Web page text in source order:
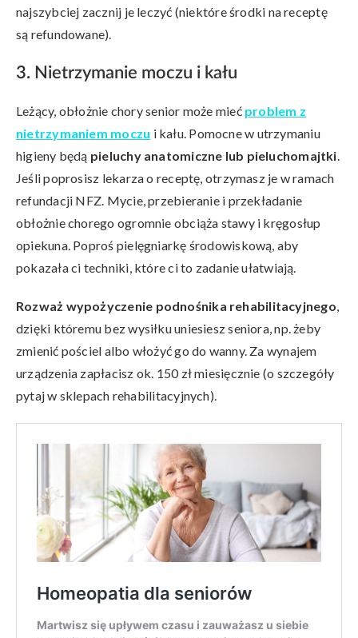
najszybciej zacznij je leczyć (niektóre środki na receptę
są refundowane).
3. Nietrzymanie moczu i kału
Leżący, obłożnie chory senior może mieć problem z
nietrzymaniem moczu i kału. Pomocne w utrzymaniu
higieny będą pieluchy anatomiczne lub pieluchomajtki.
Jeśli poprosisz lekarza o receptę, otrzymasz je w ramach
refundacji NFZ. Mycie, przebieranie i przekładanie
obłożnie chorego ogromnie obciąża stawy i kręgosłup
opiekuna. Poproś pielęgniarkę środowiskową, aby
pokazała ci techniki, które ci to zadanie ułatwiają.
Rozważ wypożyczenie podnośnika rehabilitacyjnego,
dzięki któremu bez wysiłku uniesiesz seniora, np. żeby
zmienić pościel albo włożyć go do wanny. Za wynajem
urządzenia zapłacisz ok. 150 zł miesięcznie (o szczegóły
pytaj w sklepach rehabilitacyjnych).